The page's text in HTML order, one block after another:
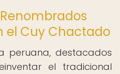
el Cuy Chactado
peruana, destacados
el tradicional